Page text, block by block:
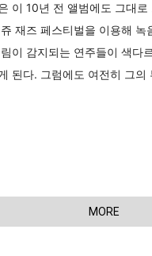
이 10년 전 앨범에도 그대
재즈 페스티벌을 이용해
이 감지되는 연주들이 색다
된다. 그럼에도 여전히 그
MORE